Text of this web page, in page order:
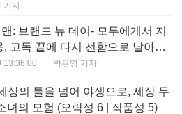
기자
: 브랜드 뉴 데이- 모두에게서 지
, 고독 끝에 다시 선함으로 날아오
성 8 | 작품성 8)
13:36:00 박은영 기자
상의 틀을 넘어 야생으로, 세상 무
녀의 모험 (오락성 6 | 작품성 5)